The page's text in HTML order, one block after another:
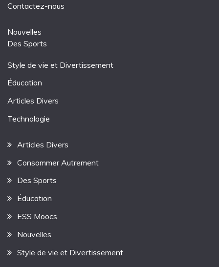
Contactez-nous
Nouvelles
Des Sports
Style de vie et Divertissement
Éducation
Articles Divers
Technologie
Articles Divers
Consommer Autrement
Des Sports
Éducation
ESS Moocs
Nouvelles
Style de vie et Divertissement